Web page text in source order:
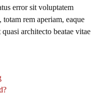
error sit voluptatem
rem aperiam, eaque
architecto beatae vitae